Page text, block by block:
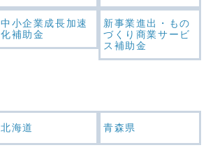
中小企業成長加速
化補助金
新事業進出・もの
づくり商業サービ
ス補助金
北海道 青森県